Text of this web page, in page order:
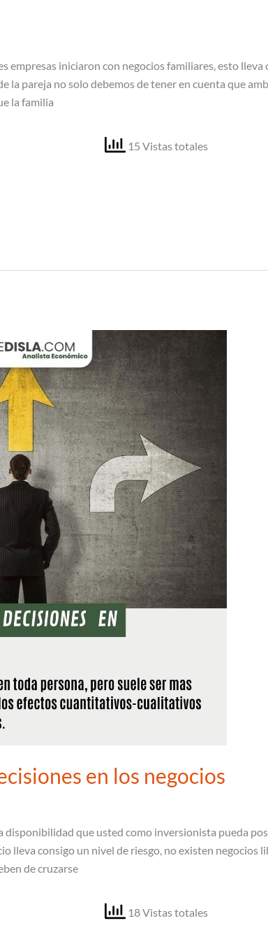
empresas iniciaron con negocios familiares, esto
la pareja no solo debemos de tener en cuenta que
la familia
15 Vistas totales
en los negocios
disponibilidad que usted como inversionista pueda
lleva consigo un nivel de riesgo, no existen negocios
de cruzarse
18 Vistas totales